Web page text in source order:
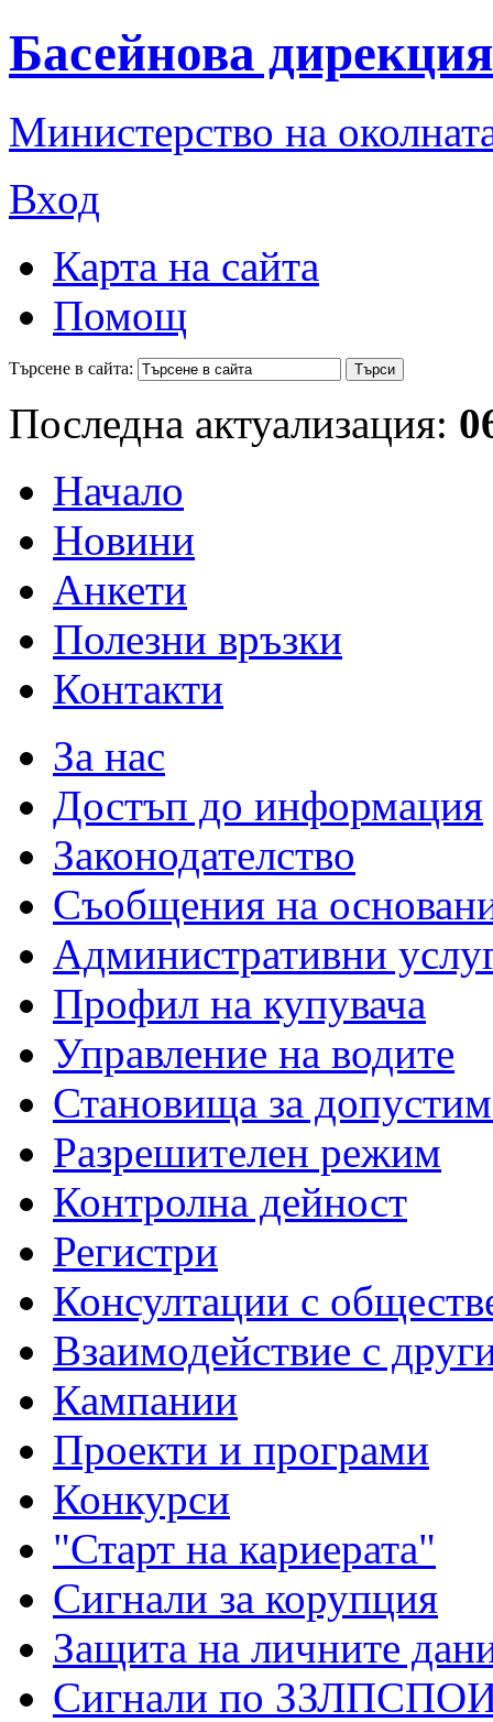
Басейнова
Министерство на
Вход
Карта на сайта
Помощ
Търсене в сайта:
Последна актуализация:
Начало
Новини
Анкети
Полезни връзки
Контакти
За нас
Достъп до информация
Законодателство
Съобщения на
Административни
Профил на купувача
Управление на водите
Становища за
Разрешителен режим
Контролна дейност
Регистри
Консултации с
Взаимодействие с
Кампании
Проекти и програми
Конкурси
"Старт на кариерата"
Сигнали за корупция
Защита на личните
Сигнали по